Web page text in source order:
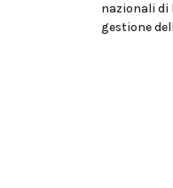
nazionali di
gestione